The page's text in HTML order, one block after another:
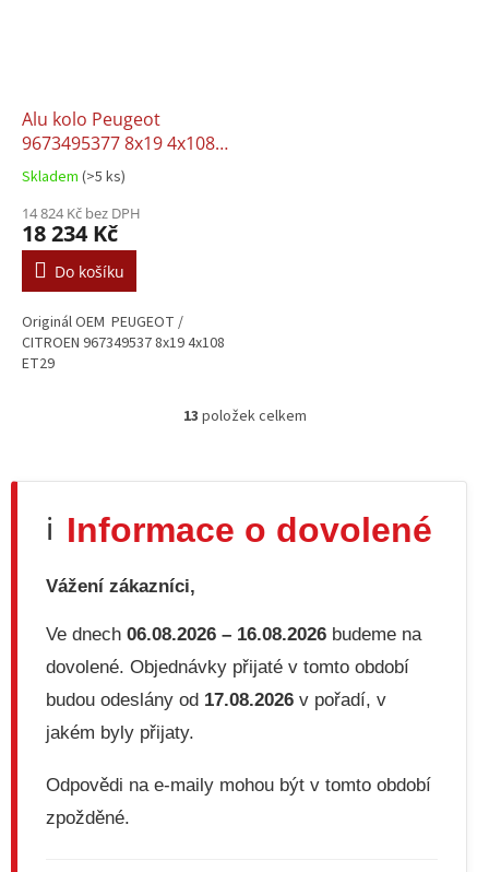
Alu kolo Peugeot
9673495377 8x19 4x108
ET29
Skladem (>5 ks)
14 824 Kč bez DPH
18 234 Kč
Do košíku
Originál OEM PEUGEOT /
CITROEN 967349537 8x19 4x108
ET29
O
á
a
c
v
k
y
v
s
u
13 položek celkem
ℹ️ Informace o dovolené
Vážení zákazníci,
Ve dnech 06.08.2026 – 16.08.2026 budeme na
dovolené. Objednávky přijaté v tomto období
budou odeslány od 17.08.2026 v pořadí, v
jakém byly přijaty.
Odpovědi na e-maily mohou být v tomto období
zpožděné.